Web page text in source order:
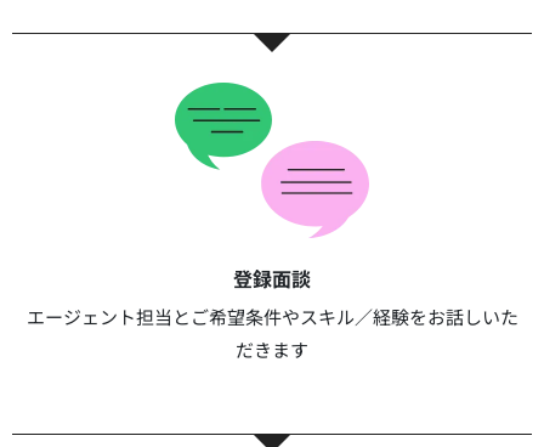
登録面談​​
エージェント担当とご希望条件やスキル／経験をお話しいた
だきます​